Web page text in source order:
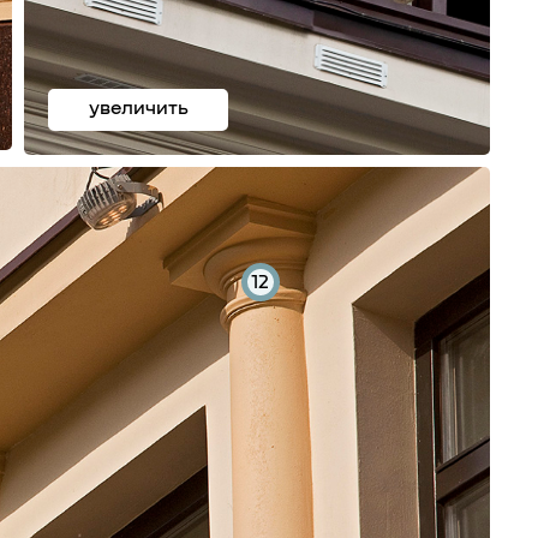
увеличить
12